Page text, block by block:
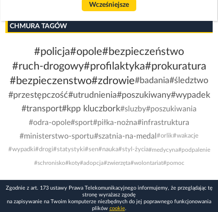
Wcześniejsze
CHMURA TAGÓW
#policja#opole#bezpieczeństwo
#ruch-drogowy#profilaktyka#prokuratura
#bezpieczenstwo#zdrowie#badania#śledztwo
#przestępczość#utrudnienia#poszukiwany#wypadek
#transport#kpp kluczbork#sluzby#poszukiwania
#odra-opole#sport#piłka-nożna#infrastruktura
#ministerstwo-sportu#szatnia-na-medal#orlik#wakacje
#wypadki#drogi#statystyki#sen#nauka#styl-życia#medycyna#podpalenie
#schronisko#koty#adopcja#zwierzęta#wolontariat#pomoc
Zgodnie z art. 173 ustawy Prawa Telekomunikacyjnego informujemy, że przeglądając tę
stronę wyrażasz zgodę
na zapisywanie na Twoim komputerze niezbędnych do jej poprawnego funkcjonowania
plików cookie.